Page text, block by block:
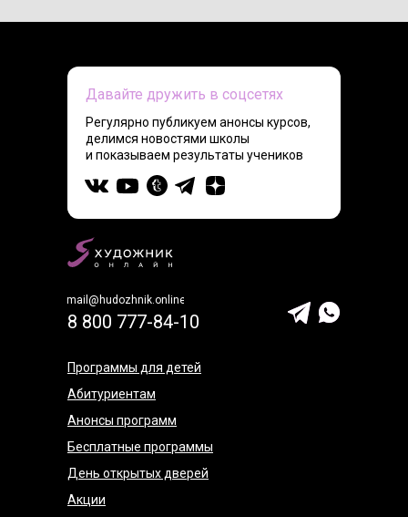
Давайте дружить в соцсетях
mail@hudozhnik.online
Регулярно публикуем анонсы курсов,
делимся новостями школы
и показываем результаты учеников
8 800 777-84-10
Программы для детей
Абитуриентам
Анонсы программ
Бесплатные программы
День открытых дверей
Акции